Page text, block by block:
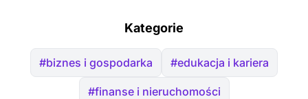
Kategorie
#biznes i gospodarka #edukacja i kariera
#finanse i nieruchomości